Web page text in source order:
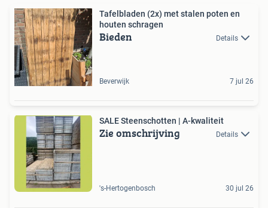
Tafelbladen (2x) met stalen poten en
houten schragen
Bieden Details
Beverwijk 7 jul 26
SALE Steenschotten | A-kwaliteit
Zie omschrijving Details
's-Hertogenbosch 30 jul 26